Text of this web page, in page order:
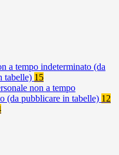
a tempo indeterminato (da
tabelle) 15
non a tempo
(da pubblicare in tabelle) 12